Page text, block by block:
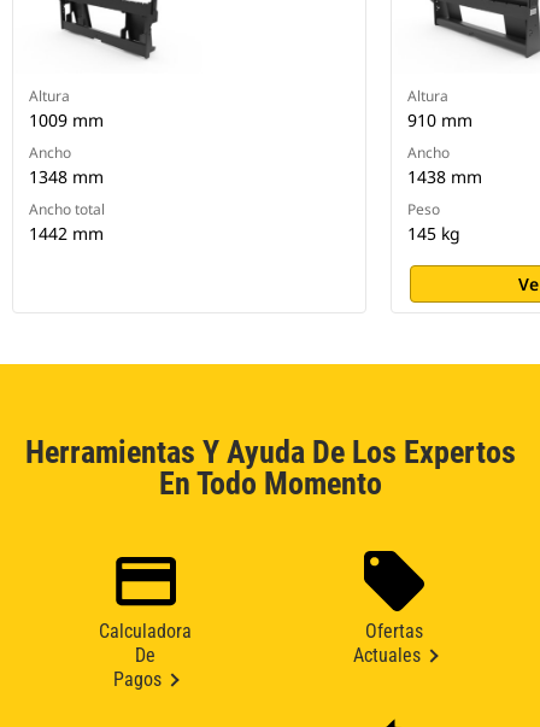
Altura
1009 mm
Ancho
1348 mm
Ancho total
1442 mm
Altura
910 mm
Ancho
1438 mm
Peso
145 kg
Herramientas Y Ayuda De Los Expertos
En Todo Momento
Calculadora
De
Pagos
Ofertas
Actuales